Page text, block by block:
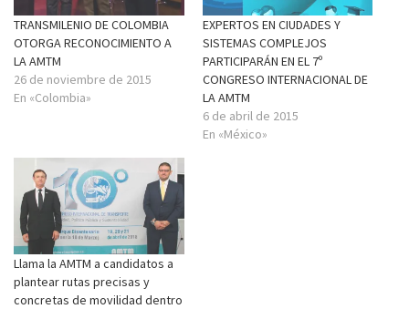
TRANSMILENIO DE COLOMBIA
OTORGA RECONOCIMIENTO A
LA AMTM
26 de noviembre de 2015
En «Colombia»
EXPERTOS EN CIUDADES Y
SISTEMAS COMPLEJOS
PARTICIPARÁN EN EL 7º
CONGRESO INTERNACIONAL DE
LA AMTM
6 de abril de 2015
En «México»
Llama la AMTM a candidatos a
plantear rutas precisas y
concretas de movilidad dentro